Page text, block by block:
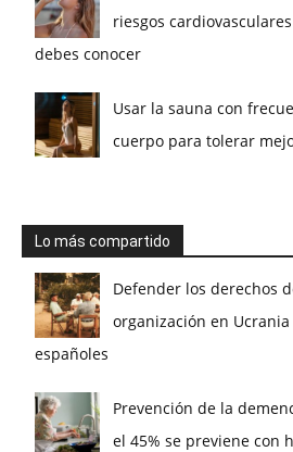
riesgos
debes conocer
Usar la sauna con
cuerpo para tolerar
Lo más compartido
Defender los derechos
organización en
españoles
Prevención de la
el 45% se previene con